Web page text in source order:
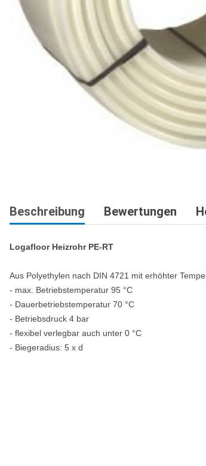
Beschreibung Bewertungen
Logafloor Heizrohr PE-RT
Aus Polyethylen nach DIN 4721 mit erhöhter
- max. Betriebstemperatur 95 °C
- Dauerbetriebstemperatur 70 °C
- Betriebsdruck 4 bar
- flexibel verlegbar auch unter 0 °C
- Biegeradius: 5 x d